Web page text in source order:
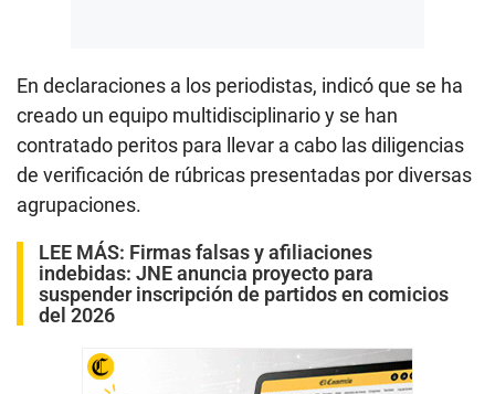
En declaraciones a los periodistas, indicó que se ha
creado un equipo multidisciplinario y se han
contratado peritos para llevar a cabo las diligencias
de verificación de rúbricas presentadas por diversas
agrupaciones.
LEE MÁS: Firmas falsas y afiliaciones
indebidas: JNE anuncia proyecto para
suspender inscripción de partidos en comicios
del 2026